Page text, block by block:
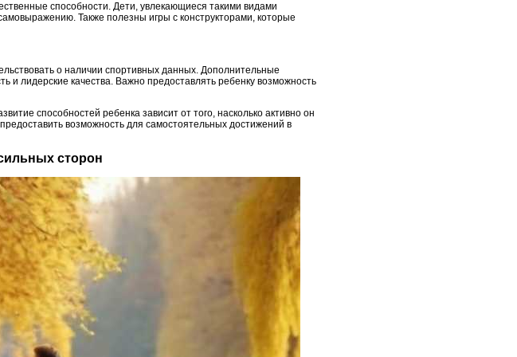
способности. Дети, увлекающиеся такими видами
Также полезны игры с конструкторами, которые
о наличии спортивных данных. Дополнительные
и лидерские качества. Важно предоставлять ребенку возможность
способностей ребенка зависит от того, насколько активно он
возможность для самостоятельных достижений в
сторон